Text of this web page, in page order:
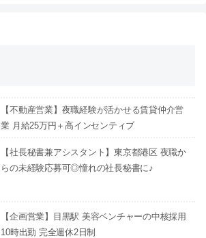
【不動産営業】夜職経験が活かせる賃貸仲介営
業 月給25万円＋高インセンティブ
【社長秘書兼アシスタント】東京都港区 夜職か
らの未経験応募可◎憧れの社長秘書に♪
【企画営業】目黒駅 美容ベンチャーの中核採用
10時出勤 完全週休2日制